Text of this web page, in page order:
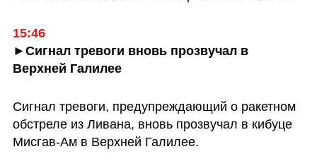
15:46
►Сигнал тревоги вновь прозвучал в
Верхней Галилее
Сигнал тревоги, предупреждающий о ракетном
обстреле из Ливана, вновь прозвучал в кибуце
Мисгав-Ам в Верхней Галилее.